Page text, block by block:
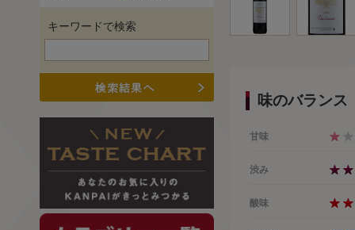
味のバランス
甘味
渋み
酸味
キーワードで検索